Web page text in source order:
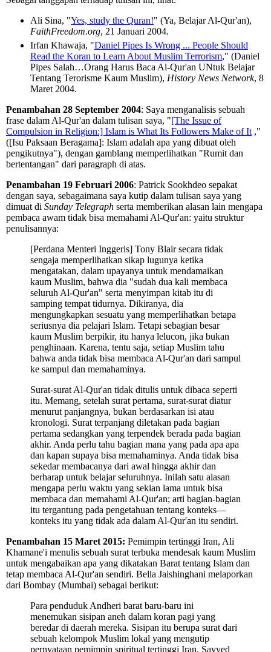
Ali Sina, "Yes, study the Quran!" (Ya, Belajar Al-Qur'an),
FaithFreedom.org, 21 Januari 2004.
Irfan Khawaja, "Daniel Pipes Is Wrong ... People Should
Read the Koran to Learn About Muslim Terrorism," (Daniel
Pipes Salah…Orang Harus Baca Al-Qur'an UNtuk Belajar
Tentang Terorisme Kaum Muslim), History News Network, 8
Maret 2004.
Penambahan 28 September 2004: Saya menganalisis sebuah
frase dalam Al-Qur'an dalam tulisan saya, "[The Issue of
Compulsion in Religion:] Islam is What Its Followers Make of It ,"
([Isu Paksaan Beragama]: Islam adalah apa yang dibuat oleh
pengikutnya"), dengan gamblang memperlihatkan "Rumit dan
bertentangan" dari paragraph di atas.
Penambahan 19 Februari 2006: Patrick Sookhdeo sepakat
dengan saya, sebagaimana saya kutip dalam tulisan saya yang
dimuat di Sunday Telegraph serta memberikan alasan lain mengapa
pembaca awam tidak bisa memahami Al-Qur'an: yaitu struktur
penulisannya:
[Perdana Menteri Inggeris] Tony Blair secara tidak
sengaja memperlihatkan sikap lugunya ketika
mengatakan, dalam upayanya untuk mendamaikan
kaum Muslim, bahwa dia "sudah dua kali membaca
seluruh Al-Qur'an" serta menyimpan kitab itu di
samping tempat tidurnya. Dikiranya, dia
mengungkapkan sesuatu yang memperlihatkan betapa
seriusnya dia pelajari Islam. Tetapi sebagian besar
kaum Muslim berpikir, itu hanya lelucon, jika bukan
penghinaan. Karena, tentu saja, setiap Muslim tahu
bahwa anda tidak bisa membaca Al-Qur'an dari sampul
ke sampul dan memahaminya.
Surat-surat Al-Qur'an tidak ditulis untuk dibaca seperti
itu. Memang, setelah surat pertama, surat-surat diatur
menurut panjangnya, bukan berdasarkan isi atau
kronologi. Surat terpanjang diletakan pada bagian
pertama sedangkan yang terpendek berada pada bagian
akhir. Anda perlu tahu bagian mana yang pada apa apa
dan kapan supaya bisa memahaminya. Anda tidak bisa
sekedar membacanya dari awal hingga akhir dan
berharap untuk belajar seluruhnya. Inilah satu alasan
mengapa perlu waktu yang sekian lama untuk bisa
membaca dan memahami Al-Qur'an; arti bagian-bagian
itu tergantung pada pengetahuan tentang konteks—
konteks itu yang tidak ada dalam Al-Qur'an itu sendiri.
Penambahan 15 Maret 2015: Pemimpin tertinggi Iran, Ali
Khamane'i menulis sebuah surat terbuka mendesak kaum Muslim
untuk mengabaikan apa yang dikatakan Barat tentang Islam dan
tetap membaca Al-Qur'an sendiri. Bella Jaishinghani melaporkan
dari Bombay (Mumbai) sebagai berikut:
Para penduduk Andheri barat baru-baru ini
menemukan sisipan aneh dalam koran pagi yang
beredar di daerah mereka. Sisipan itu berupa surat dari
sebuah kelompok Muslim lokal yang mengutip
pernyataan pemimpin spiritual tertinggi Iran, Sayyed